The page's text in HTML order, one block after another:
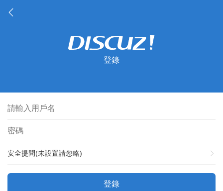
登錄
安全提問(未設置請忽略)
登錄